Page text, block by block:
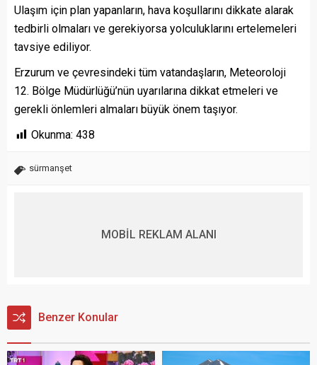
Ulaşım için plan yapanların, hava koşullarını dikkate alarak
tedbirli olmaları ve gerekiyorsa yolculuklarını ertelemeleri
tavsiye ediliyor.
Erzurum ve çevresindeki tüm vatandaşların, Meteoroloji
12. Bölge Müdürlüğü’nün uyarılarına dikkat etmeleri ve
gerekli önlemleri almaları büyük önem taşıyor.
Okunma: 438
sürmanşet
MOBİL REKLAM ALANI
Benzer Konular